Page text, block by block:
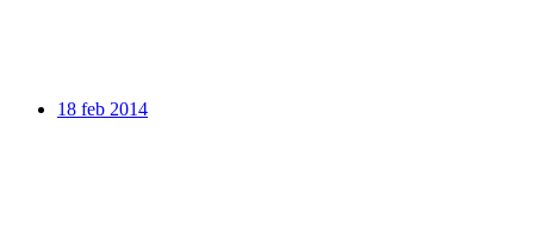
18 feb 2014